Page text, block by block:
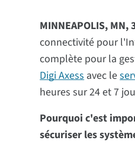
MINNEAPOLIS, MN,
connectivité pour
complète pour la
Digi Axessavec le
heures sur 24 et 7
Pourquoi c'est
sécuriser les